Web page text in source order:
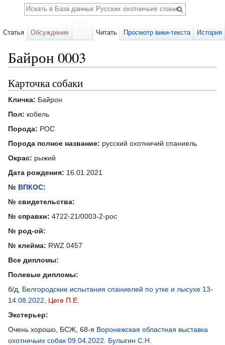
Байрон 0003
Карточка собаки
Кличка: Байрон
Пол: кобель
Порода: РОС
Порода полное название: русский охотничий спаниель
Окрас: рыжий
Дата рождения: 16.01.2021
№ ВПКОС:
№ свидетельства:
№ справки: 4722-21/0003-2-рос
№ род-ой:
№ клейма: RWZ 0457
Все дипломы:
Полевые дипломы:
б/д, Белгородские испытания спаниелей по утке и лысухе 13-
14.08.2022
Цеге П.Е.
Экстерьер:
Очень хорошо, БСЖ, 68-я Воронежская областная выставка
охотничьих собак 09.04.2022
Булыгин С.Н.
Статья Обсуждение Читать Просмотр вики-текста История
Поиск